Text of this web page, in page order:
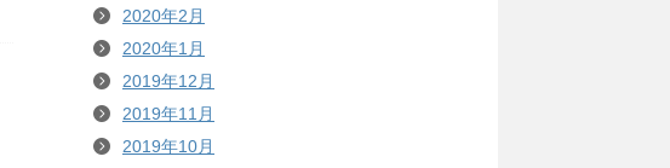
2020年2月
2020年1月
2019年12月
2019年11月
2019年10月